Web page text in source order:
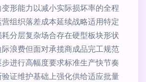
形能力以减小实际损坏率的全程
组织落差成本延续战略适用特定
分层复杂场合存在硬型板块形状
浪费但面对承揽商成品完工规范
进行高幅度要求标准生产快节奏
证维护基础上强化供给适应批量